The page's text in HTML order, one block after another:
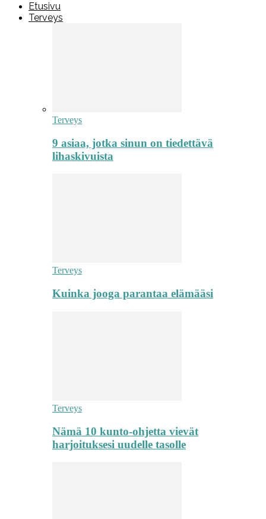
Etusivu
Terveys
Terveys
9 asiaa, jotka sinun on tiedettävä
lihaskivuista
Terveys
Kuinka jooga parantaa elämääsi
Terveys
Nämä 10 kunto-ohjetta vievät
harjoituksesi uudelle tasolle